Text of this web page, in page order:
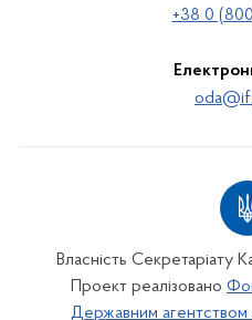
+38 0
Власність Секретаріату
Проект реалізовано
Державним агентством